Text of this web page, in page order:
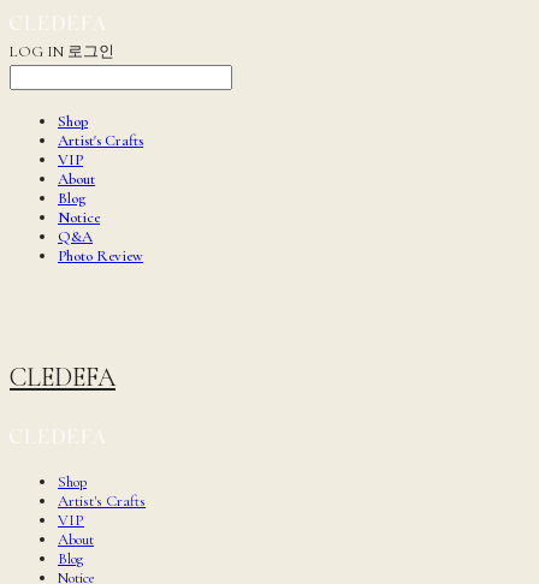
LOG IN 로그인
Shop
Artist's Crafts
VIP
About
Blog
Notice
Q&A
Photo Review
CLEDEFA
Shop
Artist's Crafts
VIP
About
Blog
Notice